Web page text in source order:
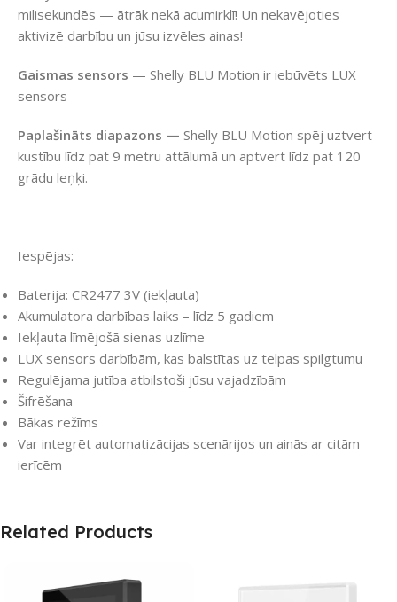
milisekundēs — ātrāk nekā acumirklī! Un nekavējoties
aktivizē darbību un jūsu izvēles ainas!
Gaismas sensors — Shelly BLU Motion ir iebūvēts LUX
sensors
Paplašināts diapazons — Shelly BLU Motion spēj uztvert
kustību līdz pat 9 metru attālumā un aptvert līdz pat 120
grādu leņķi.
Iespējas:
Baterija: CR2477 3V (iekļauta)
Akumulatora darbības laiks – līdz 5 gadiem
Iekļauta līmējošā sienas uzlīme
LUX sensors darbībām, kas balstītas uz telpas spilgtumu
Regulējama jutība atbilstoši jūsu vajadzībām
Šifrēšana
Bākas režīms
Var integrēt automatizācijas scenārijos un ainās ar citām
ierīcēm
Related Products